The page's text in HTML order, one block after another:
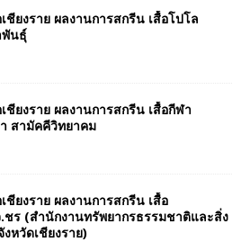
ชียงราย ผลงานการสกรีน เสื้อโปโล
พันธุ์
ชียงราย ผลงานการสกรีน เสื้อกีฬา
สามัคคีวิทยาคม
ชียงราย ผลงานการสกรีน เสื้อ
ชร (สำนักงานทรัพยากรธรรมชาติและสิ่ง
หวัดเชียงราย)